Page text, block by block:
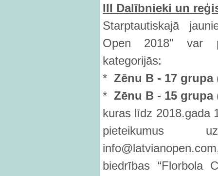
III Dalībnieki un
Starptautiskajā
Open 2018" var
kategorijās:
* Zēnu B - 17 grupa
* Zēnu B - 15 grupa
kuras līdz 2018.gada
pieteikumus
biedrības “Florbola